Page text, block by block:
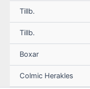
Tillb.
Tillb.
Boxar
Colmic Herakles